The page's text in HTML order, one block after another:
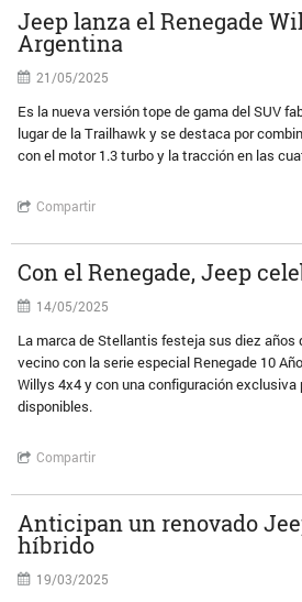
Jeep lanza el Renegade
Argentina
21/05/2025
Es la nueva versión tope de gama del SUV
lugar de la Trailhawk y se destaca por
con el motor 1.3 turbo y la tracción en las
Compartir
Con el Renegade, Jeep
14/05/2025
La marca de Stellantis festeja sus diez años
vecino con la serie especial Renegade 10
Willys 4x4 y con una configuración exclusiva
disponibles.
Compartir
Anticipan un renovado
híbrido
19/03/2025